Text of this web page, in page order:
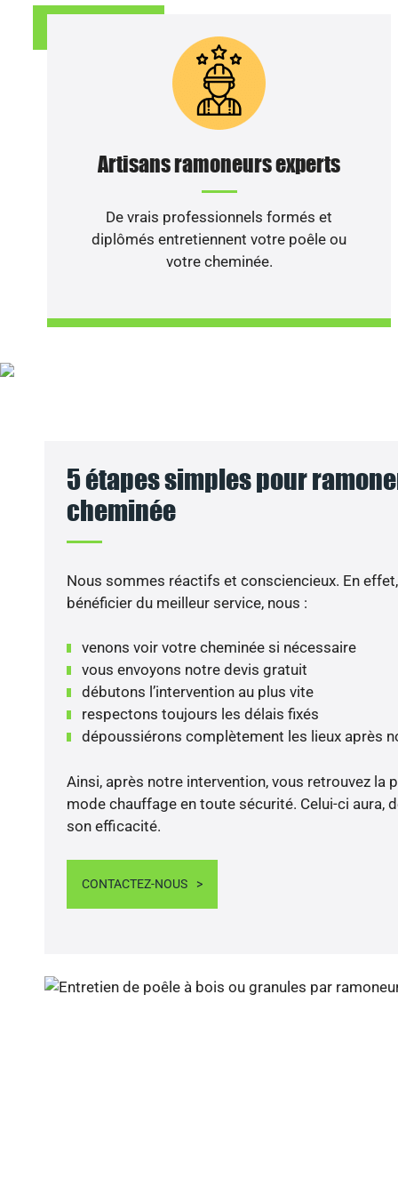
Artisans ramoneurs experts
De vrais professionnels formés et
diplômés entretiennent votre poêle ou
votre cheminée.
5 étapes simples pour
cheminée
Nous sommes réactifs et consciencieux. En
bénéficier du meilleur service, nous :
venons voir votre cheminée si nécessaire
vous envoyons notre devis gratuit
débutons l’intervention au plus vite
respectons toujours les délais fixés
dépoussiérons complètement les lieux après
Ainsi, après notre intervention, vous retrouvez la
mode chauffage en toute sécurité. Celui-ci aura,
son efficacité.
CONTACTEZ-NOUS